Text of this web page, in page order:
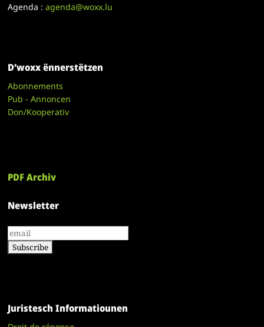
Agenda :agenda@woxx.lu
D’woxx ënnerstëtzen
Abonnements
Pub - Annoncen
Don/Kooperativ
PDF Archiv
Newsletter
Juristesch Informatiounen